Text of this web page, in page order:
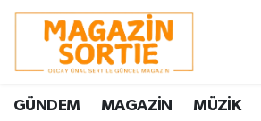
GÜNDEM MAGAZİN MÜZİK
Nöbetçi Eczaneler
Hava Durumu